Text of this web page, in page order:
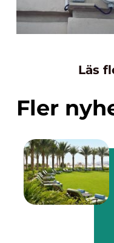
Läs
Fler